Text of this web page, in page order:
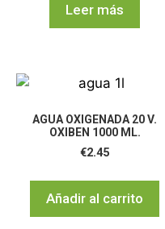
Leer más
AGUA OXIGENADA 20 V.
OXIBEN 1000 ML.
€2.45
Añadir al carrito